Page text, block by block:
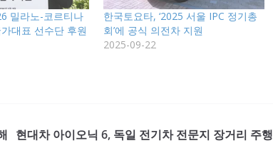
밀라노-코르티나
대표 선수단 후원
한국토요타, ‘2025 서울 IPC 정기총
회’에 공식 의전차 지원
2025-09-22
현대차 아이오닉 6, 독일 전기차 전문지 장거리 주행